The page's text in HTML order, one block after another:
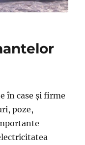
în case și firme
poze,